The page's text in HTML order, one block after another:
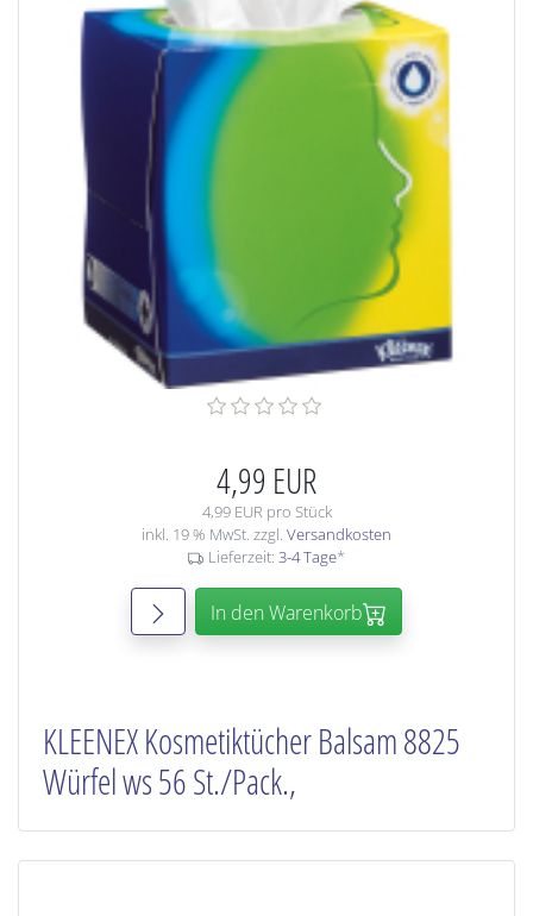
4,99 EUR
4,99 EUR pro Stück
inkl. 19 % MwSt. zzgl. Versandkosten
Lieferzeit: 3-4 Tage*
In den Warenkorb
KLEENEX Kosmetiktücher Balsam 8825
Würfel ws 56 St./Pack.,